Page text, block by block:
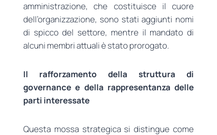
amministrazione, che costituisce il cuore
dell’organizzazione, sono stati aggiunti nomi
di spicco del settore, mentre il mandato di
alcuni membri attuali è stato prorogato.
Il rafforzamento della struttura di
governance e della rappresentanza delle
parti interessate
Questa mossa strategica si distingue come